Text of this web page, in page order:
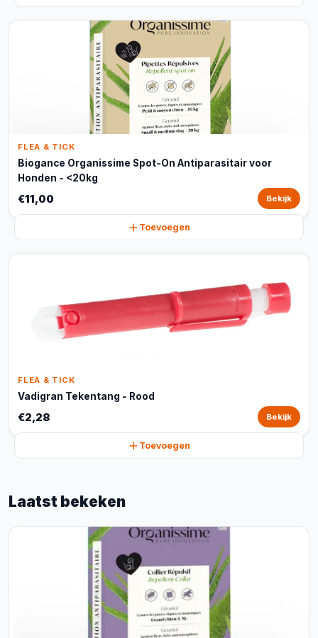
FLEA & TICK
Biogance Organissime Spot-On Antiparasitair voor
Honden - <20kg
€11,00 Bekijk
Toevoegen
FLEA & TICK
Vadigran Tekentang - Rood
€2,28 Bekijk
Toevoegen
Laatst bekeken